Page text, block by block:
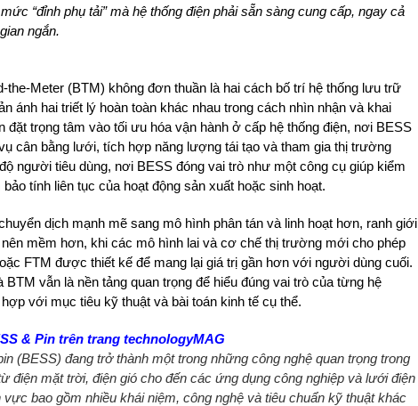
“đỉnh phụ tải” mà hệ thống điện phải sẵn sàng cung cấp, ngay cả
ngắn.
the-Meter (BTM) không đơn thuần là hai cách bố trí hệ thống lưu trữ
ánh hai triết lý hoàn toàn khác nhau trong cách nhìn nhận và khai
đặt trọng tâm vào tối ưu hóa vận hành ở cấp hệ thống điện, nơi BESS
cân bằng lưới, tích hợp năng lượng tái tạo và tham gia thị trường
người tiêu dùng, nơi BESS đóng vai trò như một công cụ giúp kiểm
tính liên tục của hoạt động sản xuất hoặc sinh hoạt.
dịch mạnh mẽ sang mô hình phân tán và linh hoạt hơn, ranh giới
mềm hơn, khi các mô hình lai và cơ chế thị trường mới cho phép
FTM được thiết kế để mang lại giá trị gần hơn với người dùng cuối.
vẫn là nền tảng quan trọng để hiểu đúng vai trò của từng hệ
với mục tiêu kỹ thuật và bài toán kinh tế cụ thể.
& Pin trên trang technologyMAG
(BESS) đang trở thành một trong những công nghệ quan trọng trong
điện mặt trời, điện gió cho đến các ứng dụng công nghiệp và lưới điện
vực bao gồm nhiều khái niệm, công nghệ và tiêu chuẩn kỹ thuật khác